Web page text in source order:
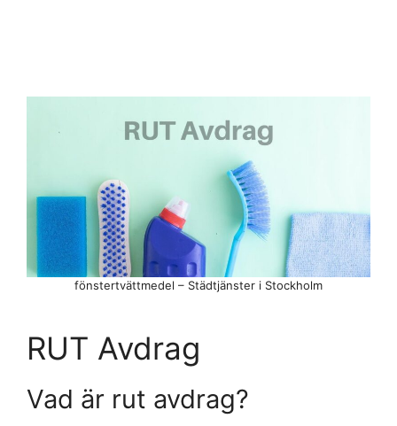
RUT Avdrag
Vad är rut avdrag?
fönstertvättmedel – Städtjänster i Stockholm